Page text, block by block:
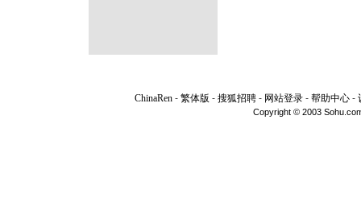
ChinaRen - 繁体版 - 搜狐招聘 - 网站登录 - 帮助中心 -
Copyright © 2003